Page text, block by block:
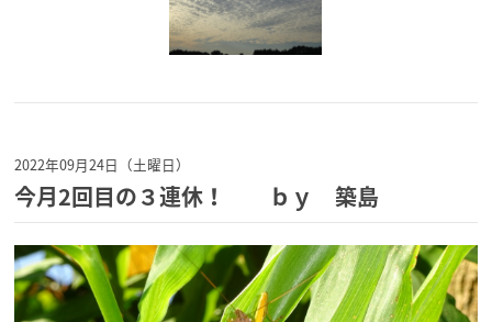
2022年09月24日（土曜日）
今月2回目の３連休！ ｂｙ 築島